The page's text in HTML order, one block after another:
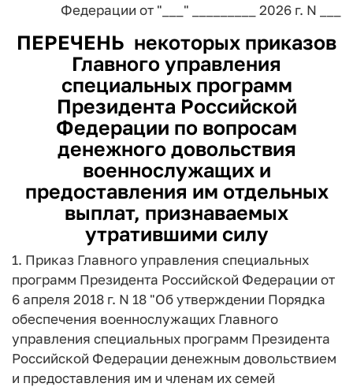
Федерации от "___" _________ 2026 г. N ___
ПЕРЕЧЕНЬ некоторых приказов
Главного управления
специальных программ
Президента Российской
Федерации по вопросам
денежного довольствия
военнослужащих и
предоставления им отдельных
выплат, признаваемых
утратившими силу
1. Приказ Главного управления специальных
программ Президента Российской Федерации от
6 апреля 2018 г. N 18 "Об утверждении Порядка
обеспечения военнослужащих Главного
управления специальных программ Президента
Российской Федерации денежным довольствием
и предоставления им и членам их семей